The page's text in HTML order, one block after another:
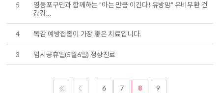
5
영등포구민과 함께하는 "아는 만큼 이긴다! 유방암" 유비무환 건
강강…
4 독감 예방접종이 가장 좋은 치료입니다.
3 임시공휴일(5월6일) 정상진료
6 7 8 9